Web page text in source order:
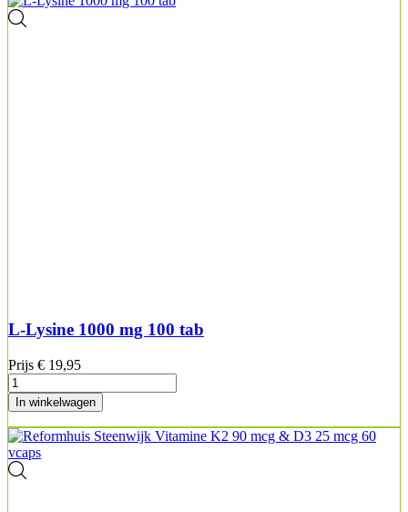
L-Lysine 1000 mg 100 tab
Prijs € 19,95
In winkelwagen